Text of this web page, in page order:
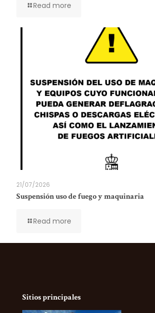
Read more
21/07/2026
Suspensión uso de fuego y maquinaria
Read more
Sitios principales